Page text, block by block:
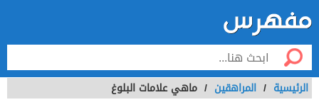
الرئيسية / المراهقين / ماهي علامات البلوغ